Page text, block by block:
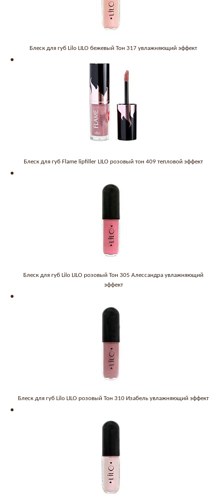
Блеск для губ Lilo LILO бежевый Тон 317 увлажняющий эффект
Блеск для губ Flame lipfiller LILO розовый тон 409 тепловой эффект
Блеск для губ Lilo LILO розовый Тон 305 Алессандра увлажняющий
эффект
Блеск для губ Lilo LILO розовый Тон 310 Изабель увлажняющий эффект